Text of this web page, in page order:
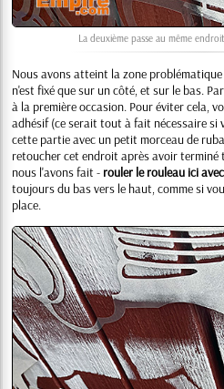
La deuxième passe au même
Nous avons atteint la zone
n'est fixé que sur un côté, et sur le bas.
à la première occasion. Pour éviter cela,
adhésif (ce serait tout à fait nécessaire si
cette partie avec un petit morceau de
retoucher cet endroit après avoir terminé
nous l'avons fait - rouler le rouleau ici
toujours du bas vers le haut, comme si
place.